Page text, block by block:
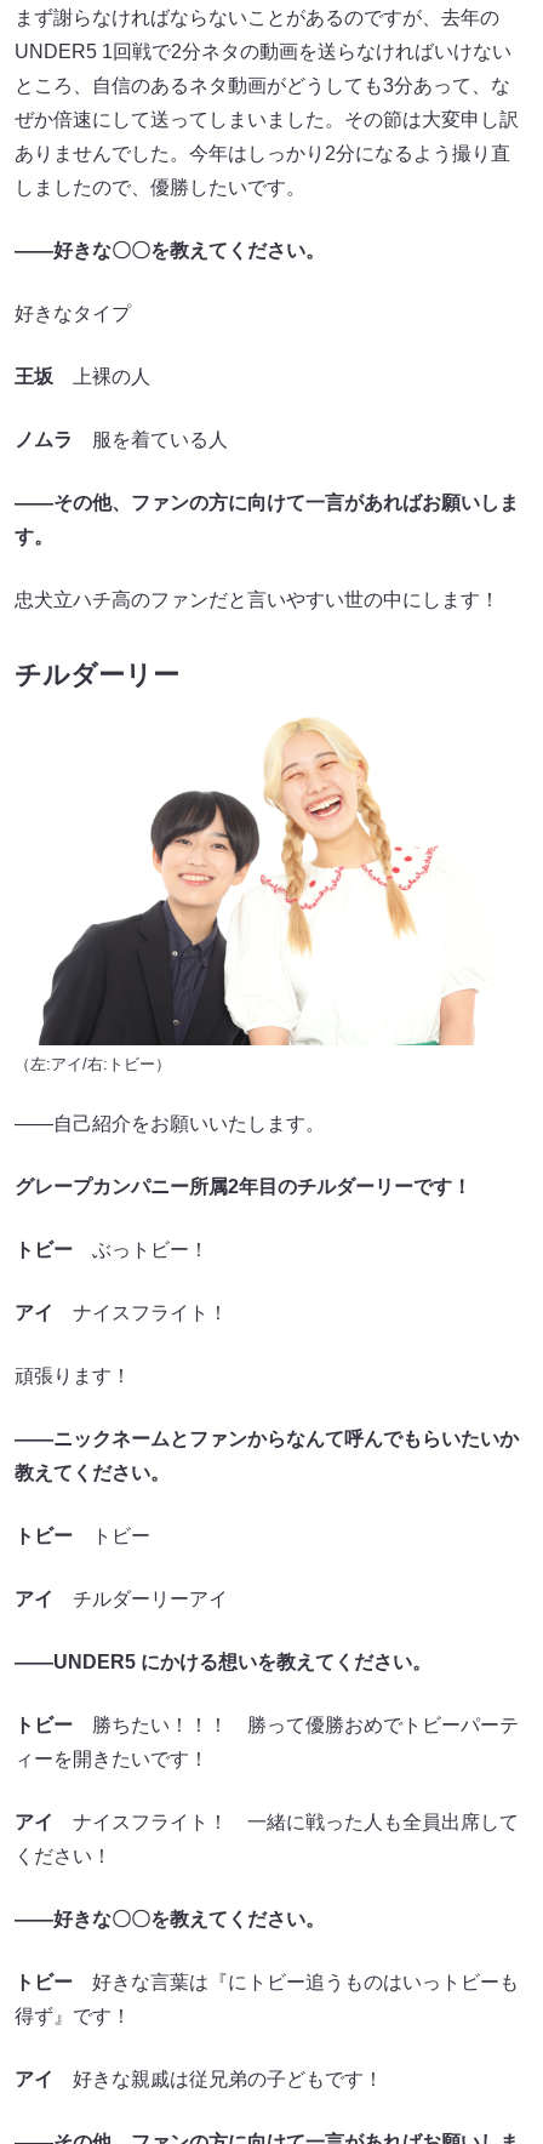
まず謝らなければならないことがあるのですが、去年の
UNDER5 1回戦で2分ネタの動画を送らなければいけない
ところ、自信のあるネタ動画がどうしても3分あって、な
ぜか倍速にして送ってしまいました。その節は大変申し訳
ありませんでした。今年はしっかり2分になるよう撮り直
しましたので、優勝したいです。
――好きな〇〇を教えてください。
好きなタイプ
王坂 上裸の人
ノムラ 服を着ている人
――その他、ファンの方に向けて一言があればお願いしま
す。
忠犬立ハチ高のファンだと言いやすい世の中にします！
チルダーリー
（左:アイ/右:トビー）
――自己紹介をお願いいたします。
グレープカンパニー所属2年目のチルダーリーです！
トビー ぶっトビー！
アイ ナイスフライト！
頑張ります！
――ニックネームとファンからなんて呼んでもらいたいか
教えてください。
トビー トビー
アイ チルダーリーアイ
――UNDER5 にかける想いを教えてください。
トビー 勝ちたい！！！ 勝って優勝おめでトビーパーテ
ィーを開きたいです！
アイ
ナイスフライト！ 一緒に戦った人も全員出席して
ください！
――好きな〇〇を教えてください。
トビー 好きな言葉は『にトビー追うものはいっトビーも
得ず』です！
アイ 好きな親戚は従兄弟の子どもです！